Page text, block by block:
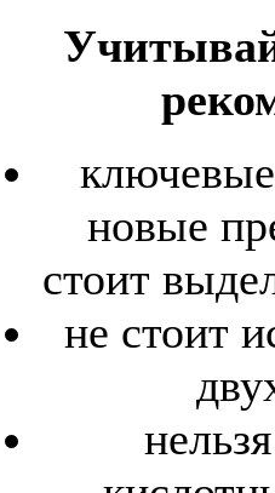
новые
стоит
не стоит